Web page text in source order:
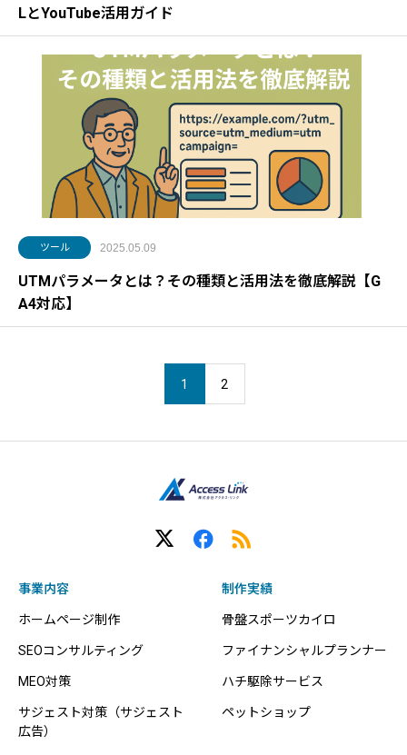
LとYouTube活用ガイド
ツール 2025.05.09
UTMパラメータとは？その種類と活用法を徹底解説【G
A4対応】
1 2
事業内容
ホームページ制作
SEOコンサルティング
MEO対策
サジェスト対策（サジェスト
広告）
制作実績
骨盤スポーツカイロ
ファイナンシャルプランナー
ハチ駆除サービス
ペットショップ